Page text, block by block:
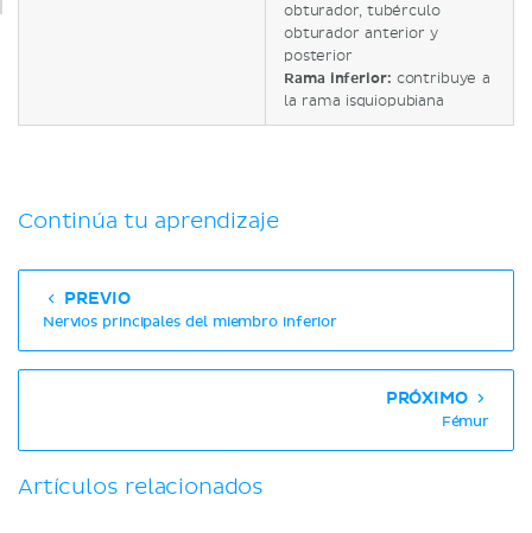
obturador, tubérculo
obturador anterior y
posterior
Rama inferior: contribuye a
la rama isquiopubiana
Continúa tu aprendizaje
PREVIO
Nervios principales del miembro inferior
PRÓXIMO
Fémur
Artículos relacionados